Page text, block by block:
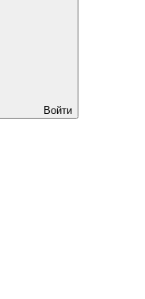
Войти